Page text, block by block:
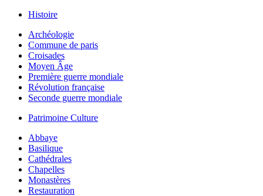
Histoire
Archéologie
Commune de paris
Croisades
Moyen Âge
Première guerre mondiale
Révolution française
Seconde guerre mondiale
Patrimoine Culture
Abbaye
Basilique
Cathédrales
Chapelles
Monastères
Restauration